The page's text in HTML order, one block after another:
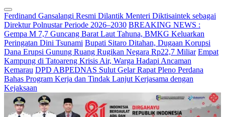
Ferdinand Gansalangi Resmi Dilantik Menteri Diktisaintek sebagai
Direktur Polnustar Periode 2026–2030 BREAKING NEWS :
Gempa M 7,7 Guncang Barat Laut Tahuna, BMKG Keluarkan
Peringatan Dini Tsunami Bupati Sitaro Ditahan, Dugaan Korupsi
Dana Erupsi Gunung Ruang Rugikan Negara Rp22,7 Miliar Empat
Kampung di Tatoareng Krisis Air, Warga Hadapi Ancaman
Kemarau DPD ABPEDNAS Sulut Gelar Rapat Pleno Perdana
Bahas Program Kerja dan Tindak Lanjut Kerjasama dengan
Kejaksaan